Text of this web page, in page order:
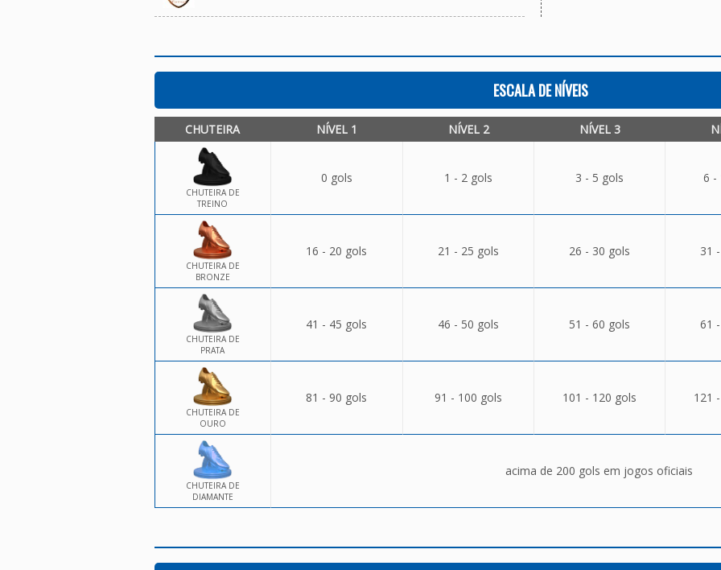
ESCALA DE NÍVEIS
CHUTEIRA NÍVEL 1 NÍVEL 2 NÍVEL 3
CHUTEIRA DE
TREINO
0 gols 1 - 2 gols 3 - 5 gols 6 -
CHUTEIRA DE
BRONZE
16 - 20 gols 21 - 25 gols 26 - 30 gols 31
CHUTEIRA DE
PRATA
41 - 45 gols 46 - 50 gols 51 - 60 gols 61
CHUTEIRA DE
OURO
81 - 90 gols 91 - 100 gols 101 - 120 gols 121
CHUTEIRA DE
DIAMANTE
acima de 200 gols em jogos oficiais